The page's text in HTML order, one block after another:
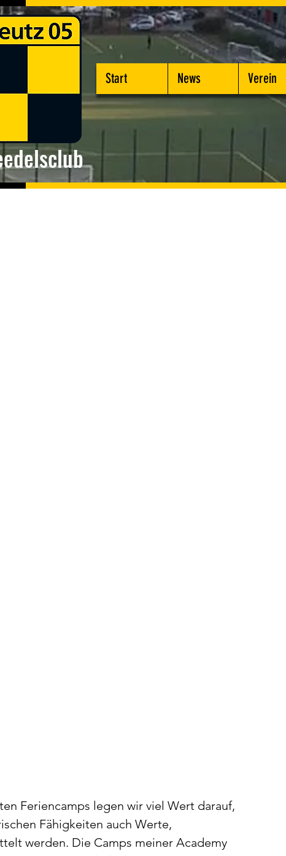
Start News Verein
Feriencamps legen wir viel Wert darauf,
Fähigkeiten auch Werte,
werden. Die Camps meiner Academy